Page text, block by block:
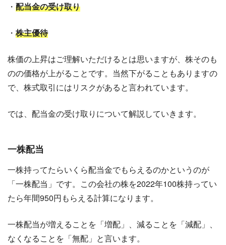
・ 配当金の受け取り
・ 株主優待
株価の上昇はご理解いただけるとは思いますが、株そのも
のの価格が上がることです。当然下がることもありますの
で、株式取引にはリスクがあると言われています。
では、配当金の受け取りについて解説していきます。
一株配当
一株持ってたらいくら配当金でもらえるのかというのが
「一株配当」です。この会社の株を2022年100株持ってい
たら年間950円もらえる計算になります。
一株配当が増えることを「増配」、減ることを「減配」、
なくなることを「無配」と言います。